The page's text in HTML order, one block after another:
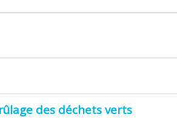
des déchets verts